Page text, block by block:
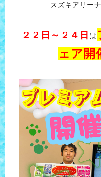
スズキアリー
２２日～２４日 は
ェア開